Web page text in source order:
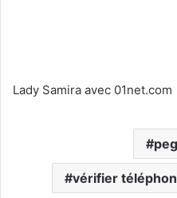
Lady Samira avec 01net.com
vérifier